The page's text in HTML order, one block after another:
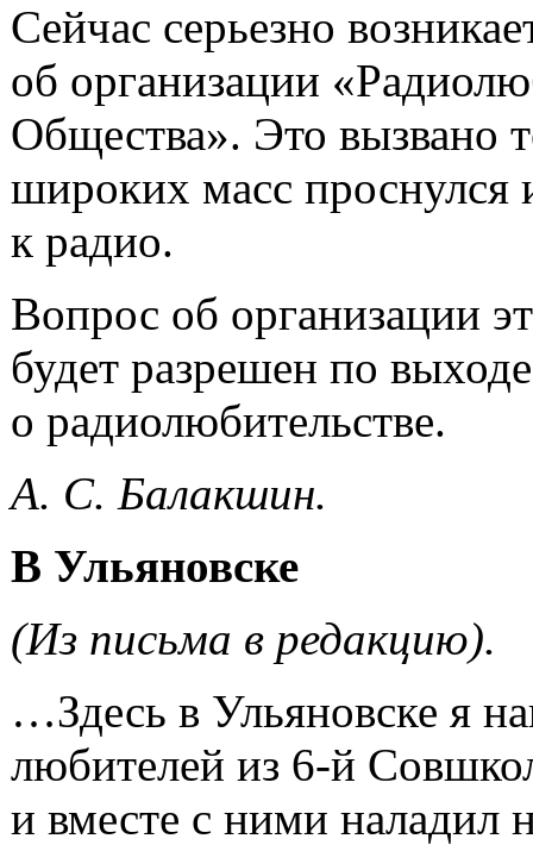
Сейчас серьезно
об организации
Общества». Это вызвано
широких масс проснулся
к радио.
Вопрос об организации
будет разрешен по
о радиолюбительстве.
А. С. Балакшин.
В Ульяновске
(Из письма в редакцию).
…Здесь в Ульяновске я
любителей из 6-й
и вместе с ними наладил